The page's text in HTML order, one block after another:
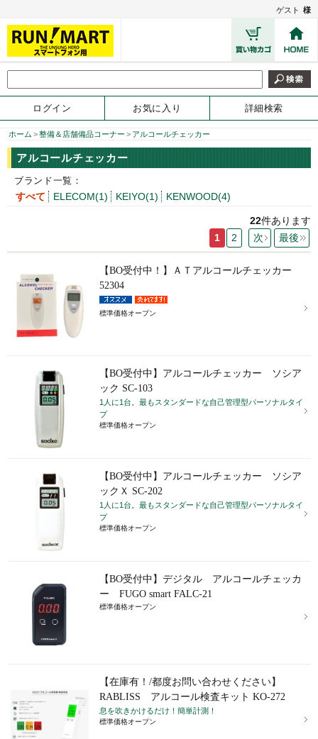
ゲスト 様
ログイン お気に入り 詳細検索
ホーム >整備＆店舗備品コーナー > アルコールチェッカー
アルコールチェッカー
ブランド一覧：
すべて ELECOM(1) KEIYO(1) KENWOOD(4)
22件あります
1
2 次 最後
【BO受付中！】ＡＴアルコールチェッカー
52304
標準価格オープン
【BO受付中】アルコールチェッカー ソシア
ック SC-103
1人に1台。最もスタンダードな自己管理型パーソナルタイ
プ
標準価格オープン
【BO受付中】アルコールチェッカー ソシア
ックＸ SC-202
1人に1台。最もスタンダードな自己管理型パーソナルタイ
プ
標準価格オープン
【BO受付中】デジタル アルコールチェッカ
ー FUGO smart FALC-21
標準価格オープン
【在庫有！/都度お問い合わせください】
RABLISS アルコール検査キット KO-272
息を吹きかけるだけ！簡単計測！
標準価格オープン